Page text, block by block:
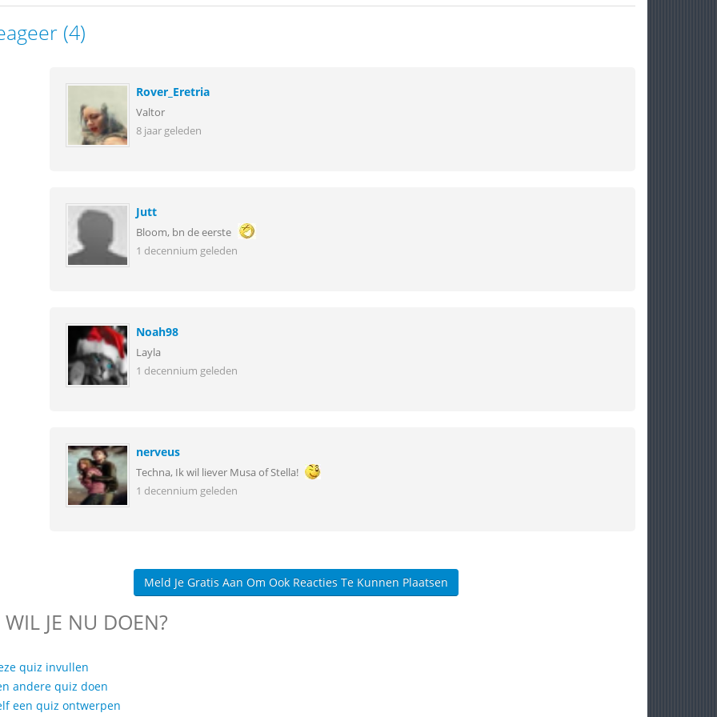
(4)
Rover_Eretria
Valtor
8 jaar geleden
Jutt
Bloom, bn de eerste
1 decennium geleden
Noah98
Layla
1 decennium geleden
nerveus
Techna, Ik wil liever Musa of Stella!
1 decennium geleden
Meld Je Gratis Aan Om Ook Reacties Te Kunnen Plaatsen
JE NU DOEN?
quiz invullen
andere quiz doen
een quiz ontwerpen